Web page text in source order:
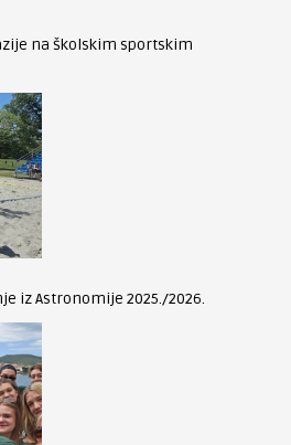
na školskim sportskim
iz Astronomije 2025./2026.